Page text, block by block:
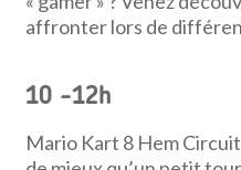
affronter lors de
10 -12h
Mario Kart 8 Hem